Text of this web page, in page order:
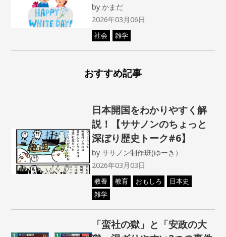
byかまだ
2026年03月06日
社会 雑学
おすすめ記事
日本開国をわかりやすく解
説！【ササノンのちょっと
深ぼり歴史トーク#6】
byササノン制作班(ゆーき）
2026年03月03日
教養 教育 おもしろ
日本史
雑学
「蛮社の獄」と「安政の大